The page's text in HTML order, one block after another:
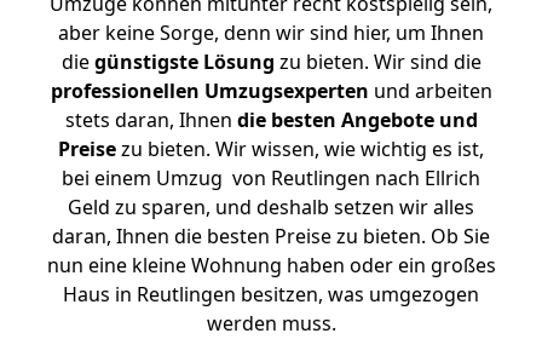
aber keine Sorge, denn wir sind hier, um Ihnen
diegünstigste Lösung zu bieten. Wir sind die
professionellen Umzugsexperten und arbeiten
stets daran, Ihnen die besten Angebote und
Preisezu bieten. Wir wissen, wie wichtig es ist,
bei einem Umzug von Reutlingen nach Ellrich
Geld zu sparen, und deshalb setzen wir alles
daran, Ihnen die besten Preise zu bieten. Ob Sie
nun eine kleine Wohnung haben oder ein großes
Haus in Reutlingen besitzen, was umgezogen
werden muss.